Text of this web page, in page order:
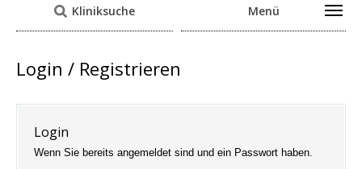
Kliniksuche Menü
Login / Registrieren
Login
Wenn Sie bereits angemeldet sind und ein Passwort haben.